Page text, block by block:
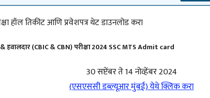
हॉल तिकीट आणि प्रवेशपत्र थेट डाउनलोड करा
हवालदार (CBIC & CBN) परीक्षा 2024 SSC MTS Admit card
30 सप्टेंबर ते 14 नोव्हेंबर 2024
(एसएससी डब्ल्यूआर मुंबई) येथे क्लिक करा